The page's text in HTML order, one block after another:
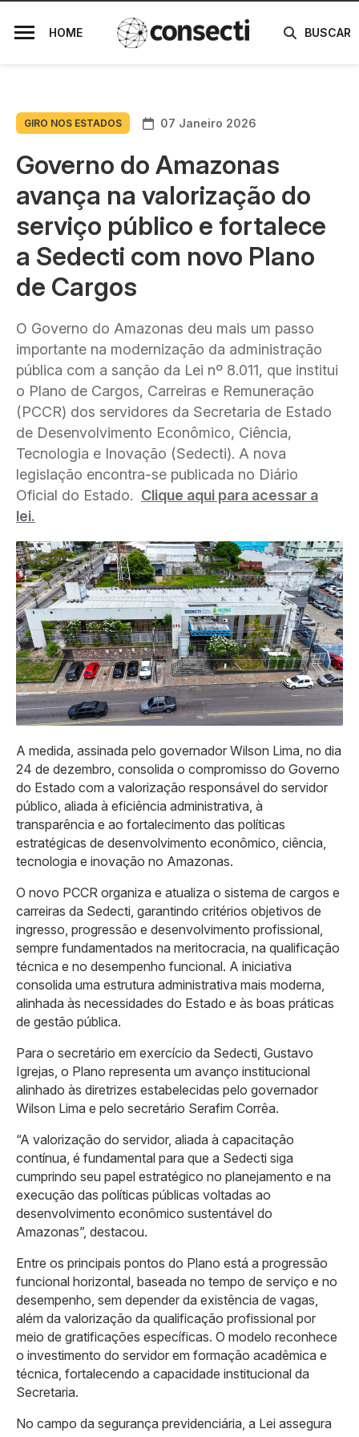
HOME BUSCAR
GIRO NOS ESTADOS 07 Janeiro 2026
Governo do Amazonas
avança na valorização do
serviço público e fortalece
a Sedecti com novo Plano
de Cargos
O Governo do Amazonas deu mais um passo
importante na modernização da administração
pública com a sanção da Lei nº 8.011, que institui
o Plano de Cargos, Carreiras e Remuneração
(PCCR) dos servidores da Secretaria de Estado
de Desenvolvimento Econômico, Ciência,
Tecnologia e Inovação (Sedecti). A nova
legislação encontra-se publicada no Diário
Oficial do Estado. Clique aqui para acessar a
lei.
A medida, assinada pelo governador Wilson Lima, no dia
24 de dezembro, consolida o compromisso do Governo
do Estado com a valorização responsável do servidor
público, aliada à eficiência administrativa, à
transparência e ao fortalecimento das políticas
estratégicas de desenvolvimento econômico, ciência,
tecnologia e inovação no Amazonas.
O novo PCCR organiza e atualiza o sistema de cargos e
carreiras da Sedecti, garantindo critérios objetivos de
ingresso, progressão e desenvolvimento profissional,
sempre fundamentados na meritocracia, na qualificação
técnica e no desempenho funcional. A iniciativa
consolida uma estrutura administrativa mais moderna,
alinhada às necessidades do Estado e às boas práticas
de gestão pública.
Para o secretário em exercício da Sedecti, Gustavo
Igrejas, o Plano representa um avanço institucional
alinhado às diretrizes estabelecidas pelo governador
Wilson Lima e pelo secretário Serafim Corrêa.
“A valorização do servidor, aliada à capacitação
contínua, é fundamental para que a Sedecti siga
cumprindo seu papel estratégico no planejamento e na
execução das políticas públicas voltadas ao
desenvolvimento econômico sustentável do
Amazonas”, destacou.
Entre os principais pontos do Plano está a progressão
funcional horizontal, baseada no tempo de serviço e no
desempenho, sem depender da existência de vagas,
além da valorização da qualificação profissional por
meio de gratificações específicas. O modelo reconhece
o investimento do servidor em formação acadêmica e
técnica, fortalecendo a capacidade institucional da
Secretaria.
No campo da segurança previdenciária, a Lei assegura